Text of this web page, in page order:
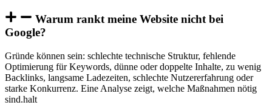
Warum rankt meine Website nicht bei
Google?
Gründe können sein: schlechte technische Struktur, fehlende
Optimierung für Keywords, dünne oder doppelte Inhalte, zu wenig
Backlinks, langsame Ladezeiten, schlechte Nutzererfahrung oder
starke Konkurrenz. Eine Analyse zeigt, welche Maßnahmen nötig
sind.halt